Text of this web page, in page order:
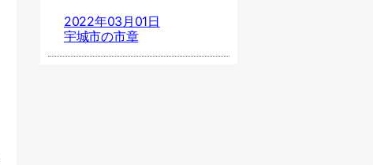
2022年03月01日
宇城市の市章